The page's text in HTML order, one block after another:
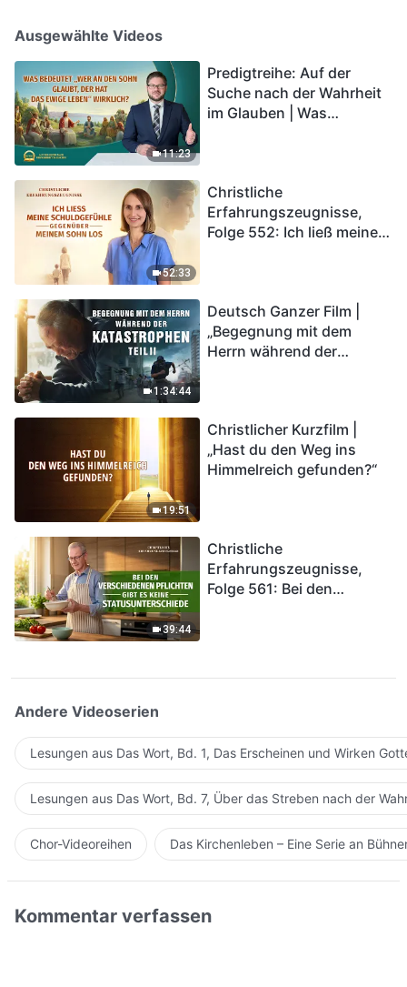
Ausgewählte Videos
11:23
Predigtreihe: Auf der
Suche nach der Wahrheit
im Glauben | Was
52:33
Christliche
Erfahrungszeugnisse,
Folge 552: Ich ließ meine
1:34:44
Deutsch Ganzer Film |
„Begegnung mit dem
Herrn während der
in das Königreich Gottes
eintreten?
19:51
Christlicher Kurzfilm |
„Hast du den Weg ins
Himmelreich gefunden?“
39:44
Christliche
Erfahrungszeugnisse,
Folge 561: Bei den
Andere Videoserien
Lesungen aus Das Wort, Bd. 1, Das Erscheinen und Wirken
Lesungen aus Das Wort, Bd. 7, Über das Streben nach der
Chor-Videoreihen Das Kirchenleben – Eine Serie an
Kommentar verfassen